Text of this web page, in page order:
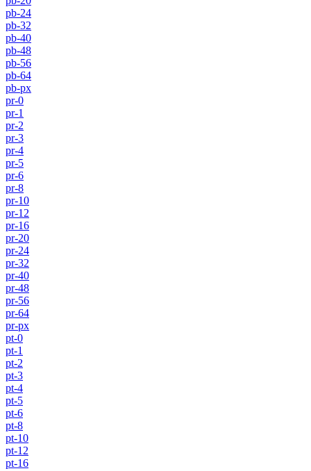
pb-24
pb-32
pb-40
pb-48
pb-56
pb-64
pb-px
pr-0
pr-1
pr-2
pr-3
pr-4
pr-5
pr-6
pr-8
pr-10
pr-12
pr-16
pr-20
pr-24
pr-32
pr-40
pr-48
pr-56
pr-64
pr-px
pt-0
pt-1
pt-2
pt-3
pt-4
pt-5
pt-6
pt-8
pt-10
pt-12
pt-16